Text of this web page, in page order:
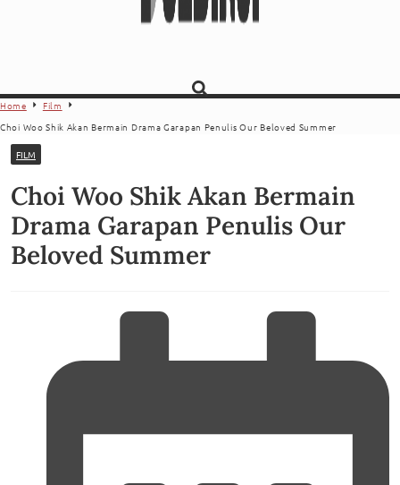
Home
Film
Choi Woo Shik Akan Bermain Drama Garapan Penulis Our Beloved Summer
FILM
Choi Woo Shik Akan Bermain
Drama Garapan Penulis Our
Beloved Summer